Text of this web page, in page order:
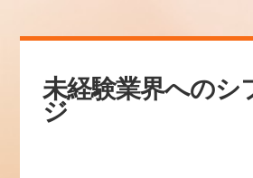
未経験業界へのシ
ジ